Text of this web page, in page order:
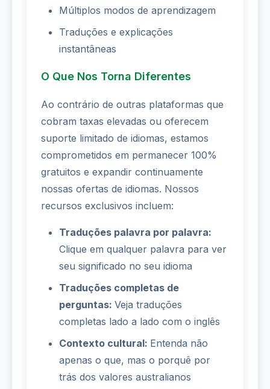
Múltiplos modos de aprendizagem
Traduções e explicações
instantâneas
O Que Nos Torna Diferentes
Ao contrário de outras plataformas que
cobram taxas elevadas ou oferecem
suporte limitado de idiomas, estamos
comprometidos em permanecer 100%
gratuitos e expandir continuamente
nossas ofertas de idiomas. Nossos
recursos exclusivos incluem:
Traduções palavra por palavra:
Clique em qualquer palavra para ver
seu significado no seu idioma
Traduções completas de
perguntas: Veja traduções
completas lado a lado com o inglês
Contexto cultural: Entenda não
apenas o que, mas o porquê por
trás dos valores australianos